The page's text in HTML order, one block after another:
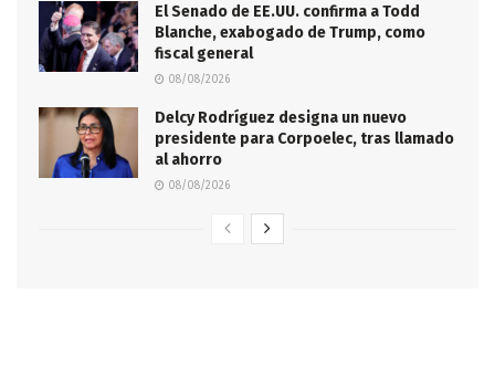
El Senado de EE.UU. confirma a Todd
Blanche, exabogado de Trump, como
fiscal general
08/08/2026
Delcy Rodríguez designa un nuevo
presidente para Corpoelec, tras llamado
al ahorro
08/08/2026